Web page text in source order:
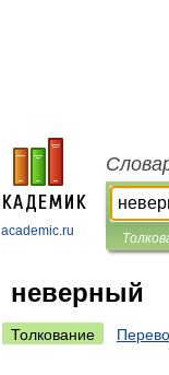
academic.ru
неверный
Толкование